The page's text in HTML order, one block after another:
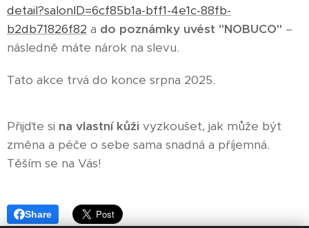
detail?salonID=6cf85b1a-bff1-4e1c-88fb-
b2db71826f82 a do poznámky uvést "NOBUCO" –
následně máte nárok na slevu.
Tato akce trvá do konce srpna 2025.
Přijďte si na vlastní kůži vyzkoušet, jak může být
změna a péče o sebe sama snadná a příjemná.
Těším se na Vás! 💙
Share